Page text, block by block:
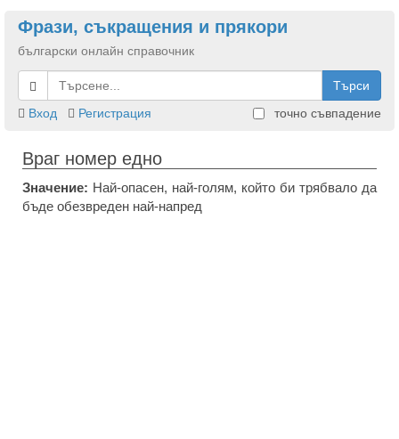
Фрази, съкращения и прякори
български онлайн справочник
Търси
Вход
Регистрация точно съвпадение
Враг номер едно
Значение: Най-опасен, най-голям, който би трябвало да
бъде обезвреден най-напред